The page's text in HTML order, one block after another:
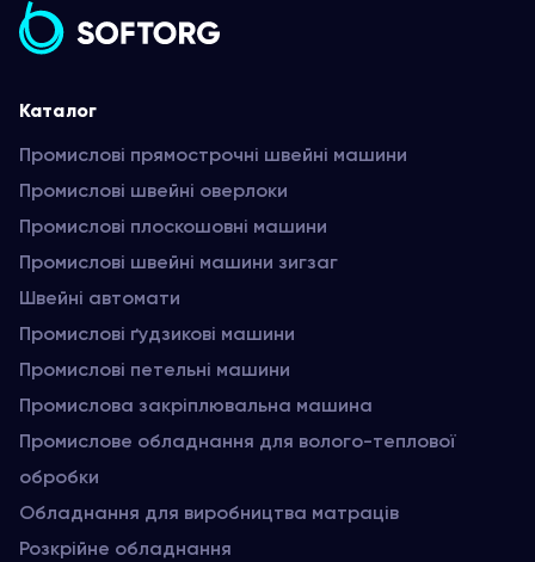
Каталог
Промислові прямострочні швейні машини
Промислові швейні оверлоки
Промислові плоскошовні машини
Промислові швейні машини зигзаг
Швейні автомати
Промислові ґудзикові машини
Промислові петельні машини
Промислова закріплювальна машина
Промислове обладнання для волого-теплової
обробки
Обладнання для виробництва матраців
Розкрійне обладнання